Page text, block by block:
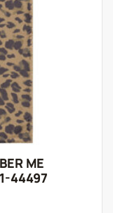
ΜΕ
44497